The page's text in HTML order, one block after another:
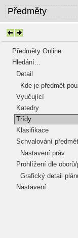
Předměty Online
Hledání...
Detail
Kde je předmět
Vyučující
Katedry
Třídy
Klasifikace
Schvalování
Nastavení práv
Prohlížení dle
Grafický detail
Nastavení